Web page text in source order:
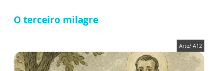
O terceiro milagre
Arte/ A12